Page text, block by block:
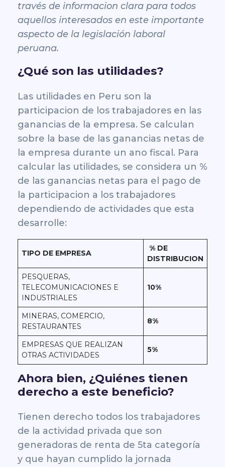
través de informacion clara para todos
aquellos interesados en este importante
aspecto de la legislación laboral
peruana.
¿Qué son las utilidades?
Las utilidades en Peru son la
participacion de los trabajadores en las
ganancias de la empresa. Se calculan
sobre la base de las ganancias netas de
la empresa durante un ano fiscal. Para
calcular las utilidades, se considera un %
de las ganancias netas para el pago de
la participacion a los trabajadores
dependiendo de actividades que esta
desarrolle:
TIPO DE EMPRESA
% DE
DISTRIBUCION
PESQUERAS,
TELECOMUNICACIONES E
INDUSTRIALES
10%
MINERAS, COMERCIO,
RESTAURANTES
8%
EMPRESAS QUE REALIZAN
OTRAS ACTIVIDADES
5%
Ahora bien, ¿Quiénes tienen
derecho a este beneficio?
Tienen derecho todos los trabajadores
de la actividad privada que son
generadoras de renta de 5ta categoría
y que hayan cumplido la jornada